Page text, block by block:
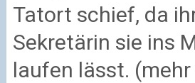
Tatort schief, da
Sekretärin sie ins
laufen lässt.